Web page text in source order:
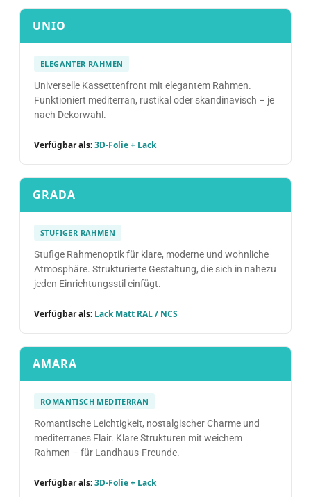
UNIO
ELEGANTER RAHMEN
Universelle Kassettenfront mit elegantem Rahmen.
Funktioniert mediterran, rustikal oder skandinavisch – je
nach Dekorwahl.
Verfügbar als:3D-Folie + Lack
GRADA
STUFIGER RAHMEN
Stufige Rahmenoptik für klare, moderne und wohnliche
Atmosphäre. Strukturierte Gestaltung, die sich in nahezu
jeden Einrichtungsstil einfügt.
Verfügbar als: Lack Matt RAL / NCS
AMARA
ROMANTISCH MEDITERRAN
Romantische Leichtigkeit, nostalgischer Charme und
mediterranes Flair. Klare Strukturen mit weichem
Rahmen – für Landhaus-Freunde.
Verfügbar als:3D-Folie + Lack